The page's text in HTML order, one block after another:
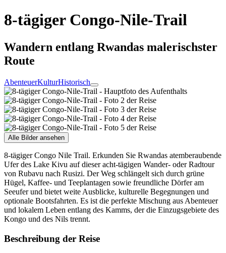
8-tägiger Congo-Nile-Trail
Wandern entlang Rwandas malerischster
Route
AbenteuerKulturHistorisch
Alle Bilder ansehen
8-tägiger Congo Nile Trail. Erkunden Sie Rwandas atemberaubende
Ufer des Lake Kivu auf dieser acht-tägigen Wander- oder Radtour
von Rubavu nach Rusizi. Der Weg schlängelt sich durch grüne
Hügel, Kaffee- und Teeplantagen sowie freundliche Dörfer am
Seeufer und bietet weite Ausblicke, kulturelle Begegnungen und
optionale Bootsfahrten. Es ist die perfekte Mischung aus Abenteuer
und lokalem Leben entlang des Kamms, der die Einzugsgebiete des
Kongo und des Nils trennt.
Beschreibung der Reise